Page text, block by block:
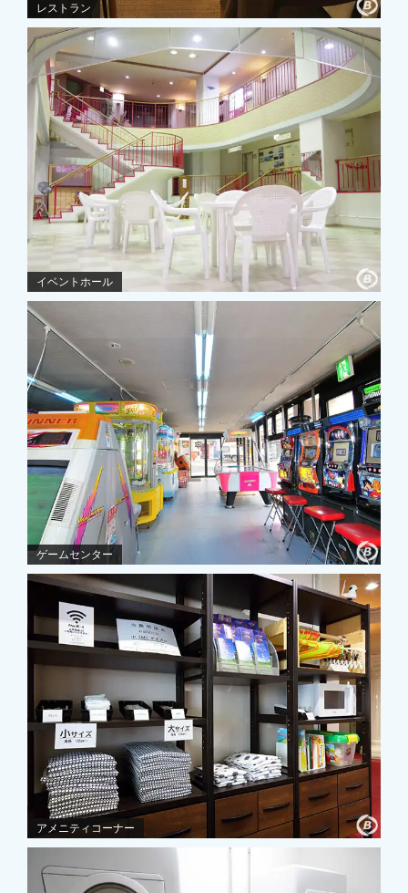
レストラン
イベントホール
ゲームセンター
アメニティコーナー